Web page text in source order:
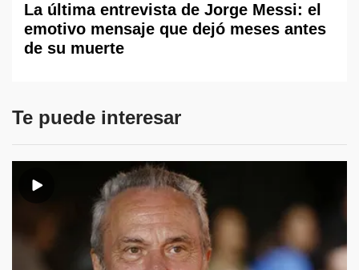
La última entrevista de Jorge Messi: el
emotivo mensaje que dejó meses antes
de su muerte
Te puede interesar